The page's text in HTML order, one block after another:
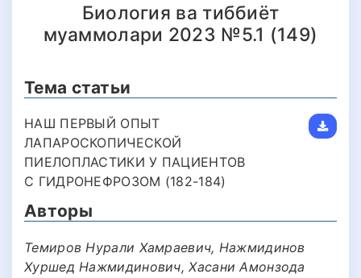
Биология ва тиббиёт
муаммолари 2023 №5.1 (149)
Тема статьи
НАШ ПЕРВЫЙ ОПЫТ
ЛАПАРОСКОПИЧЕСКОЙ
ПИЕЛОПЛАСТИКИ У ПАЦИЕНТОВ
С ГИДРОНЕФРОЗОМ (182-184)
Авторы
Темиров Нурали Хамраевич, Нажмидинов
Хуршед Нажмидинович, Хасани Амонзода